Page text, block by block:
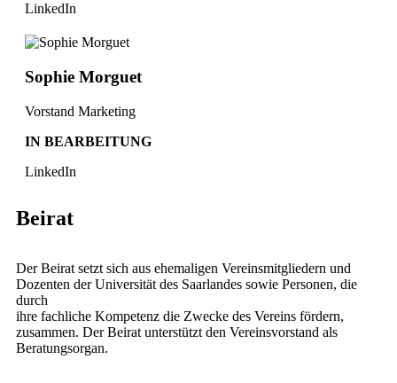
LinkedIn
Sophie Morguet
Vorstand Marketing
IN BEARBEITUNG
LinkedIn
Beirat
Der Beirat setzt sich aus ehemaligen Vereinsmitgliedern und
Dozenten der Universität des Saarlandes sowie Personen, die
durch
ihre fachliche Kompetenz die Zwecke des Vereins fördern,
zusammen. Der Beirat unterstützt den Vereinsvorstand als
Beratungsorgan.